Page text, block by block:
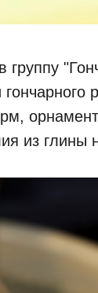
из глины